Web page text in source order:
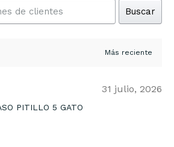
Buscar
31 julio, 2026
PITILLO 5 GATO